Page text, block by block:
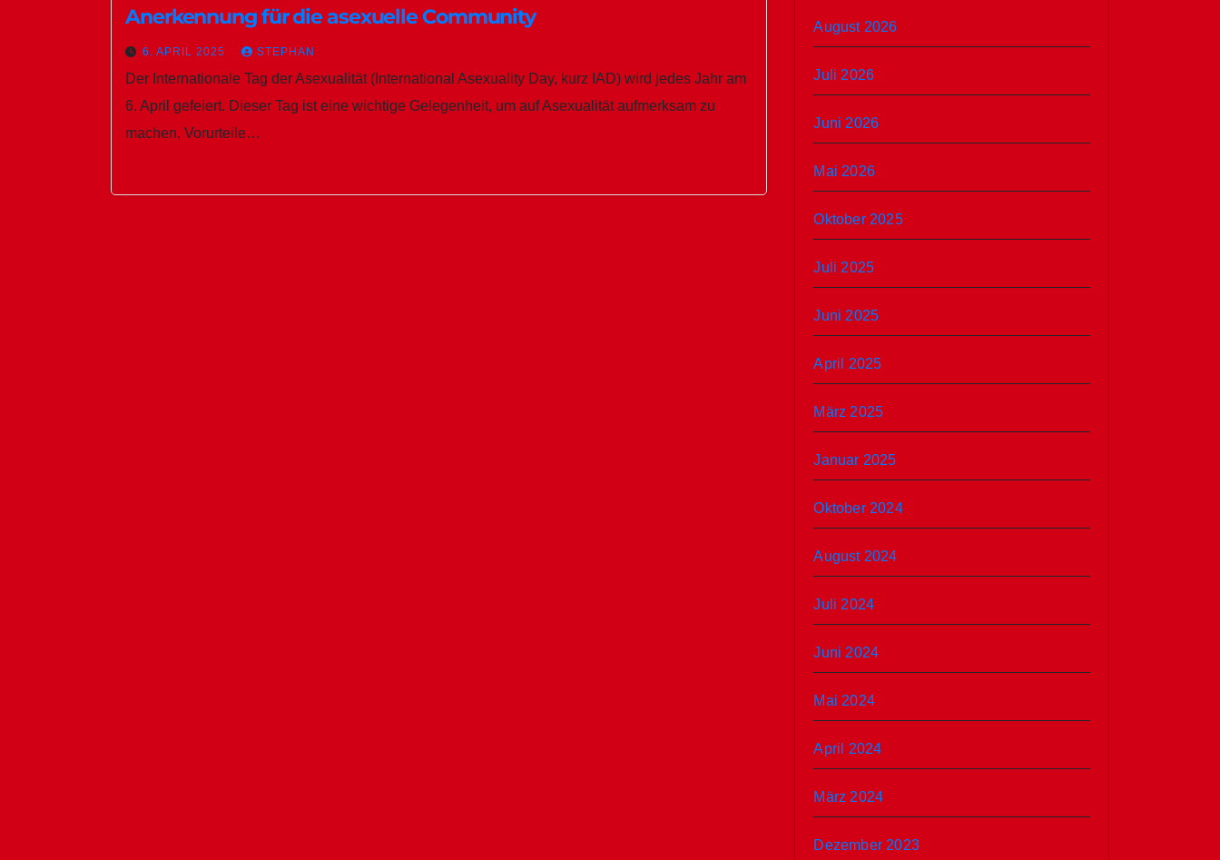
Anerkennung für die asexuelle Community
6. APRIL 2025 STEPHAN
Der Internationale Tag der Asexualität (International Asexuality Day, kurz IAD) wird jedes Jahr am
6. April gefeiert. Dieser Tag ist eine wichtige Gelegenheit, um auf Asexualität aufmerksam zu
machen, Vorurteile…
August 2026
Juli 2026
Juni 2026
Mai 2026
Oktober 2025
Juli 2025
Juni 2025
April 2025
März 2025
Januar 2025
Oktober 2024
August 2024
Juli 2024
Juni 2024
Mai 2024
April 2024
März 2024
Dezember 2023